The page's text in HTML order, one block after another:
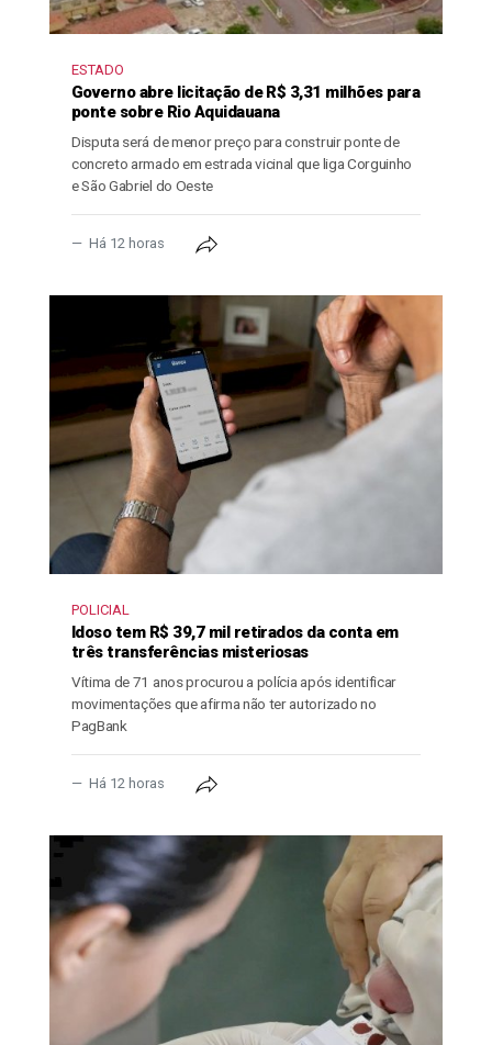
ESTADO
Governo abre licitação de R$ 3,31 milhões para
ponte sobre Rio Aquidauana
Disputa será de menor preço para construir ponte de
concreto armado em estrada vicinal que liga Corguinho
e São Gabriel do Oeste
Há 12 horas
POLICIAL
Idoso tem R$ 39,7 mil retirados da conta em
três transferências misteriosas
Vítima de 71 anos procurou a polícia após identificar
movimentações que afirma não ter autorizado no
PagBank
Há 12 horas